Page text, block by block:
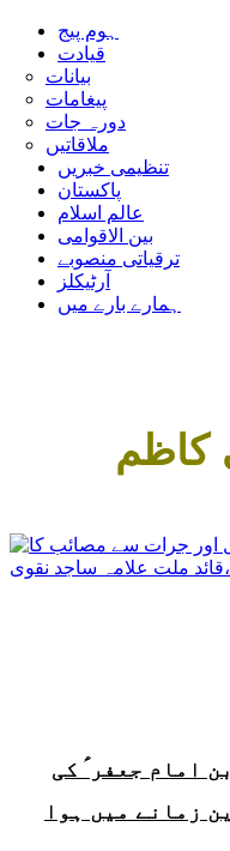
ہوم پیج
قیادت
بیانات
پیغامات
دورہ جات
ملاقاتیں
تنظیمی خبریں
پاکستان
عالم اسلام
بین الاقوامی
ترقیاتی منصوبے
آرٹیکلز
ہمارے بارے میں
کاظم
امام جعفر ؑ کی
زمانے میں ہوا